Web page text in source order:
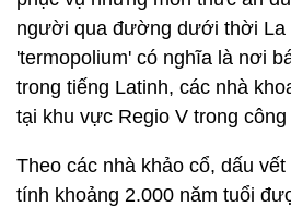
người qua đường dưới thời La
'termopolium' có nghĩa là nơi
trong tiếng Latinh, các nhà
tại khu vực Regio V trong
Theo các nhà khảo cổ, dấu
tính khoảng 2.000 năm tuổi